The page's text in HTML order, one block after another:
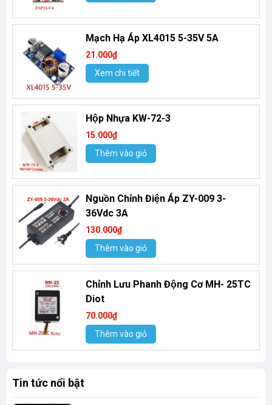
Mạch Hạ Áp XL4015 5-35V 5A
21.000₫
Xem chi tiết
Hộp Nhựa KW-72-3
15.000₫
Thêm vào giỏ
Nguồn Chỉnh Điện Áp ZY-009 3-
36Vdc 3A
130.000₫
Thêm vào giỏ
Chỉnh Lưu Phanh Động Cơ MH- 25TC
Diot
70.000₫
Thêm vào giỏ
Tin tức nổi bật